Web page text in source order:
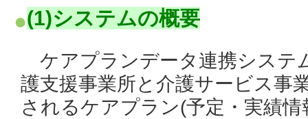
(1)システムの概要
ケアプランデータ連携システ
護支援事業所と介護サービス事
されるケアプラン(予定・実績